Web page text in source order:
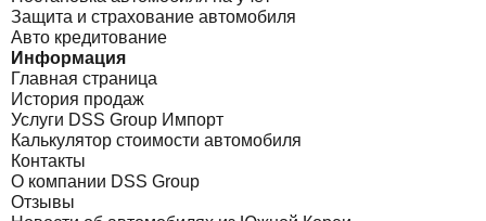
Защита и страхование автомобиля
Авто кредитование
Информация
Главная страница
История продаж
Услуги DSS Group Импорт
Калькулятор стоимости автомобиля
Контакты
О компании DSS Group
Отзывы